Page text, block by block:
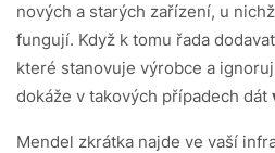
nových a starých zařízení, u
fungují. Když k tomu řada
které stanovuje výrobce a
dokáže v takových případech dát
Mendel zkrátka najde ve vaší